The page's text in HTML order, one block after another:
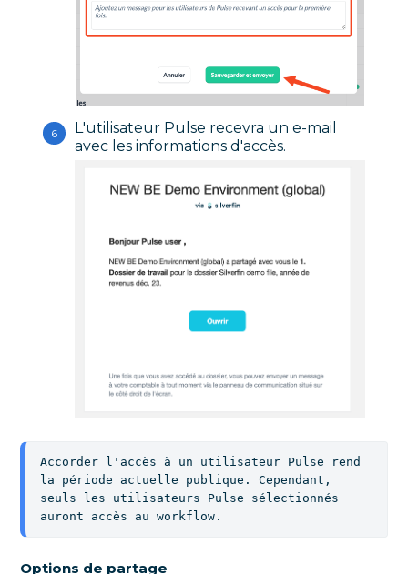
L'utilisateur Pulse recevra un e-mail
avec les informations d'accès.
Accorder l'accès à un utilisateur Pulse rend
la période actuelle publique. Cependant,
seuls les utilisateurs Pulse sélectionnés
auront accès au workflow.
Options de partage